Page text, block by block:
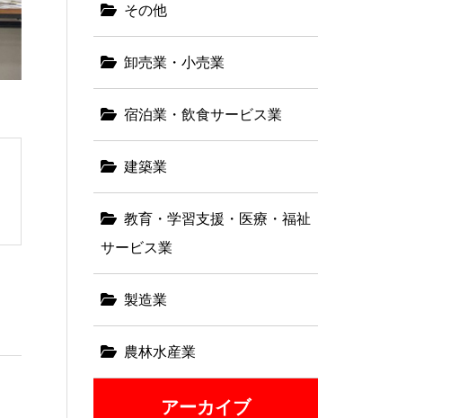
その他
卸売業・小売業
宿泊業・飲食サービス業
建築業
教育・学習支援・医療・福祉
サービス業
製造業
農林水産業
アーカイブ